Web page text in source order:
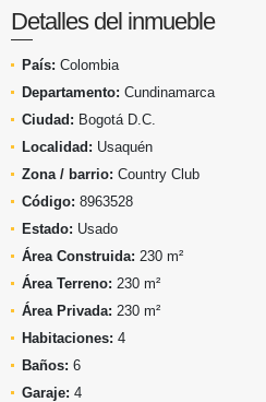
Detalles del inmueble
País: Colombia
Departamento: Cundinamarca
Ciudad: Bogotá D.C.
Localidad: Usaquén
Zona / barrio: Country Club
Código: 8963528
Estado: Usado
Área Construida: 230 m²
Área Terreno: 230 m²
Área Privada: 230 m²
Habitaciones: 4
Baños: 6
Garaje: 4